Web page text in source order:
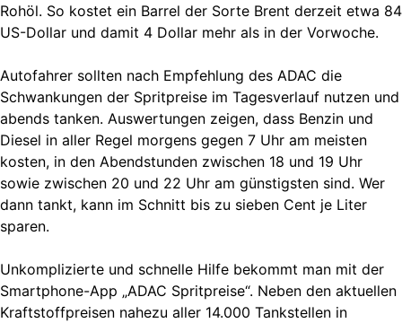
Rohöl. So kostet ein Barrel der Sorte Brent derzeit etwa 84
US-Dollar und damit 4 Dollar mehr als in der Vorwoche.
Autofahrer sollten nach Empfehlung des ADAC die
Schwankungen der Spritpreise im Tagesverlauf nutzen und
abends tanken. Auswertungen zeigen, dass Benzin und
Diesel in aller Regel morgens gegen 7 Uhr am meisten
kosten, in den Abendstunden zwischen 18 und 19 Uhr
sowie zwischen 20 und 22 Uhr am günstigsten sind. Wer
dann tankt, kann im Schnitt bis zu sieben Cent je Liter
sparen.
Unkomplizierte und schnelle Hilfe bekommt man mit der
Smartphone-App „ADAC Spritpreise“. Neben den aktuellen
Kraftstoffpreisen nahezu aller 14.000 Tankstellen in